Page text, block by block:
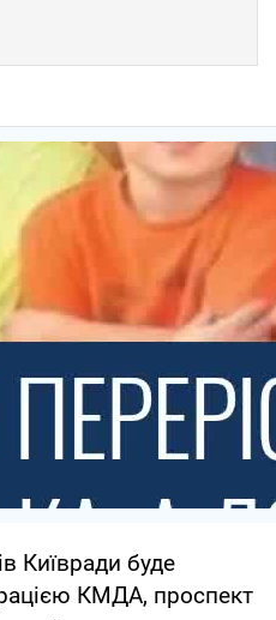
Київради буде
КМДА, проспект